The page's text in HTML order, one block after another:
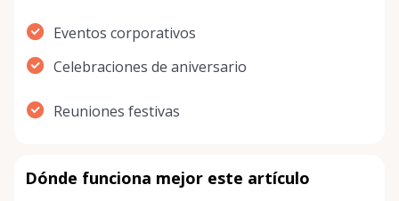
Eventos corporativos
Celebraciones de aniversario
Reuniones festivas
Dónde funciona mejor este artículo